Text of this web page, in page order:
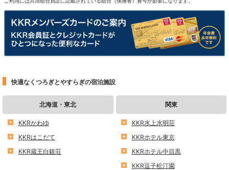
快適なくつろぎとやすらぎの宿泊施設
北海道・東北
KKRかわゆ
KKRはこだて
KKR蔵王白銀荘
関東
KKR水上水明荘
KKRホテル東京
KKRホテル中目黒
KKR逗子松汀園